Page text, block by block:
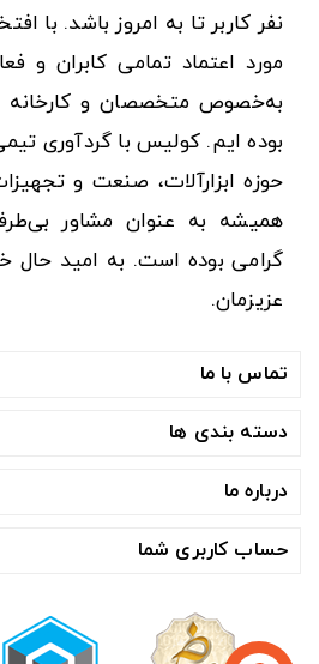
نفر کاربر تا به امروز باشد. با
مورد اعتماد تمامی کابران و
به‌خصوص متخصصان و
بوده ایم. کولیس با گردآوری
حوزه ابزارآلات، صنعت و
همیشه به عنوان مشاور
گرامی بوده است. به امید حال
عزیزمان.
تماس با ما
دسته بندی ها
درباره ما
حساب کاربری شما